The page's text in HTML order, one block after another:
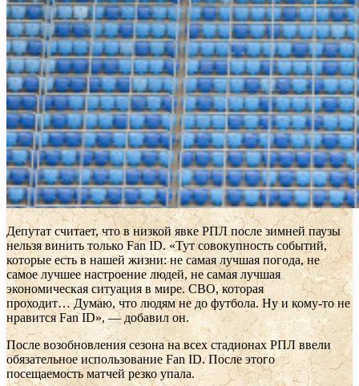
Депутат считает, что в низкой явке РПЛ после зимней паузы
нельзя винить только Fan ID. «Тут совокупность событий,
которые есть в нашей жизни: не самая лучшая погода, не
самое лучшее настроение людей, не самая лучшая
экономическая ситуация в мире. СВО, которая
проходит… Думаю, что людям не до футбола. Ну и кому-то не
нравится Fan ID», — добавил он.
После возобновления сезона на всех стадионах РПЛ ввели
обязательное использование Fan ID. После этого
посещаемость матчей резко упала.